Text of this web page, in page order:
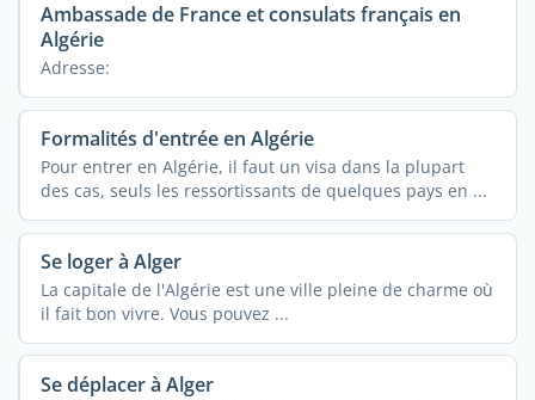
Ambassade de France et consulats français en
Algérie
Adresse:
Formalités d'entrée en Algérie
Pour entrer en Algérie, il faut un visa dans la plupart
des cas, seuls les ressortissants de quelques pays en ...
Se loger à Alger
La capitale de l'Algérie est une ville pleine de charme où
il fait bon vivre. Vous pouvez ...
Se déplacer à Alger